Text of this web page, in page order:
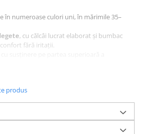
în numeroase culori uni, în mărimile 35–
, cu călcâi lucrat elaborat și bumbac
fără iritații.
degete și previn bășicile.
12% nailon, 2% poliester, 1% elastan
în uscător.
produs